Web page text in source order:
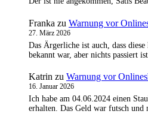
Franka zu Warnung vor
27. März 2026
Das Ärgerliche ist auch, dass diese
bekannt war, aber nichts passiert
Katrin zu Warnung vor
16. Januar 2026
Ich habe am 04.06.2024 einen
erhalten. Das Geld war futsch